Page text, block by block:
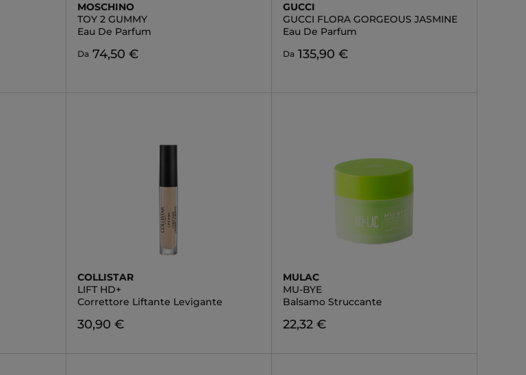
MOSCHINO
TOY 2 GUMMY
Eau De Parfum
Da 74,50 €
GUCCI
GUCCI FLORA GORGEOUS JASMINE
Eau De Parfum
Da 135,90 €
COLLISTAR
LIFT HD+
Correttore Liftante Levigante
30,90 €
MULAC
MU-BYE
Balsamo Struccante
22,32 €